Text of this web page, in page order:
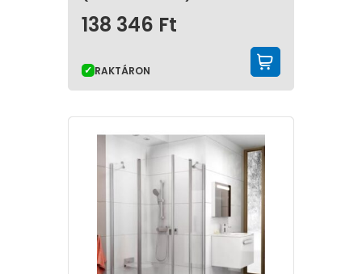
138 346 Ft
RAKTÁRON